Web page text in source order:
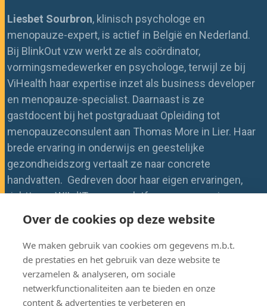
Liesbet Sourbron, klinisch psychologe en
menopauze-expert, is actief in België en Nederland.
Bij BlinkOut vzw werkt ze als coördinator,
vormingsmedewerker en psychologe, terwijl ze bij
ViHealth haar expertise inzet als business developer
en menopauze-specialist. Daarnaast is ze
gastdocent bij het postgraduaat Opleiding tot
menopauzeconsulent aan Thomas More in Lier. Haar
brede ervaring in onderwijs en geestelijke
gezondheidszorg vertaalt ze naar concrete
handvatten. Gedreven door haar eigen ervaringen,
richtte ze WILdIT op, een platform voor vorming en
psycho-educatie over menopauze.
Over de cookies op deze website
We maken gebruik van cookies om gegevens m.b.t.
de prestaties en het gebruik van deze website te
verzamelen & analyseren, om sociale
netwerkfunctionaliteiten aan te bieden en onze
content & advertenties te verbeteren en